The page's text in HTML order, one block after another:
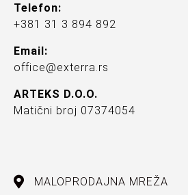
Telefon:
+381 31 3 894 892
Email:
office@exterra.rs
ARTEKS D.O.O.
Matični broj 07374054
MALOPRODAJNA MREŽA